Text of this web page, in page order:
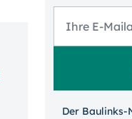
Der Baulinks-